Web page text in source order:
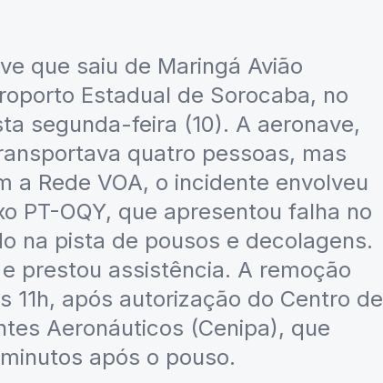
que saiu de Maringá Avião
Estadual de Sorocaba, no
segunda-feira (10). A aeronave,
quatro pessoas, mas
a Rede VOA, o incidente envolveu
PT-OQY, que apresentou falha no
na pista de pousos e decolagens.
prestou assistência. A remoção
11h, após autorização do Centro de
Aeronáuticos (Cenipa), que
após o pouso.